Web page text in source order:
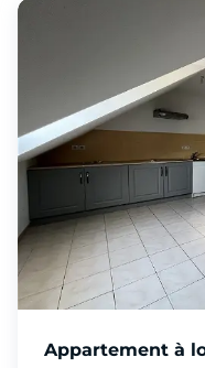
Appartement à